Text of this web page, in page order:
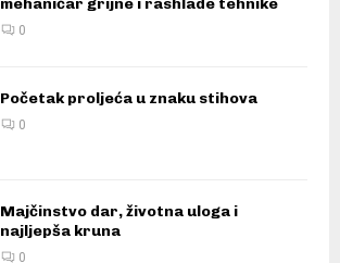
mehaničar grijne i rashlade tehnike
0
Početak proljeća u znaku stihova
0
Majčinstvo dar, životna uloga i
najljepša kruna
0